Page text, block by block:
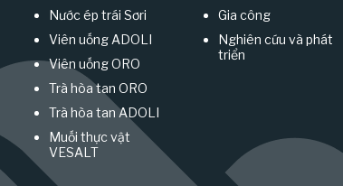
Nước ép trái Sơri
Viên uống ADOLI
Viên uống ORO
Trà hòa tan ORO
Trà hòa tan ADOLI
Muối thực vật
VESALT
Gia công
Nghiên cứu và phát
triển